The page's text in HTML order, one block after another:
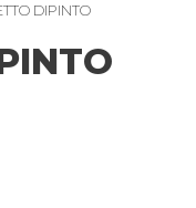
DIPINTO